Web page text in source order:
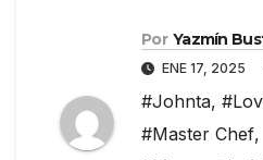
Por Yazmín
ENE 17, 2025
#Johnta,
#Master Chef,